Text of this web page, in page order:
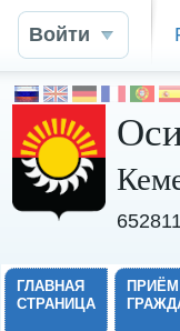
Войти
ГЛАВНАЯ
СТРАНИЦА
ПРИЁМ